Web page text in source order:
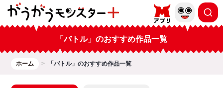
「バトル」のおすすめ作品一覧
ホーム 「バトル」のおすすめ作品一覧